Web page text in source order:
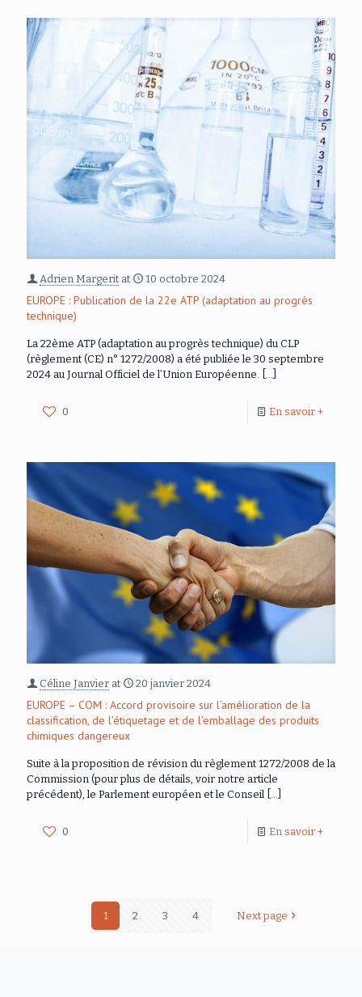
Adrien Margerit at 10 octobre 2024
EUROPE : Publication de la 22e ATP (adaptation au progrès
technique)
La 22ème ATP (adaptation au progrès technique) du CLP
(règlement (CE) n° 1272/2008) a été publiée le 30 septembre
2024 au Journal Officiel de l’Union Européenne. […]
0 En savoir +
Céline Janvier at 20 janvier 2024
EUROPE – COM : Accord provisoire sur l’amélioration de la
classification, de l’étiquetage et de l’emballage des produits
chimiques dangereux
Suite à la proposition de révision du règlement 1272/2008 de la
Commission (pour plus de détails, voir notre article
précédent), le Parlement européen et le Conseil […]
0 En savoir +
1 2 3 4 Next page